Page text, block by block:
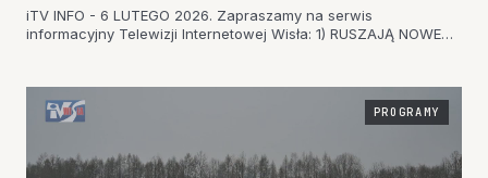
iTV INFO - 6 LUTEGO 2026. Zapraszamy na serwis
informacyjny Telewizji Internetowej Wisła: 1) RUSZAJĄ NOWE
SYTUACJA SZPITALA POWIATOWEGO W NO…
PROGRAMY